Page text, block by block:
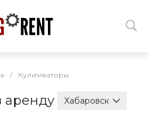
/ Культиваторы
аренду Хабаровск